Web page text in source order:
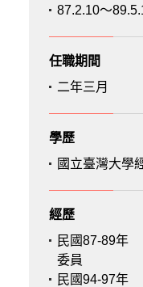
87.2.10～
任職期間
二年三月
學歷
國立臺灣大學
經歷
民國87-89年
委員
民國94-97年